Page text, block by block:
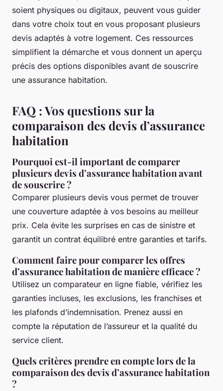
soient physiques ou digitaux, peuvent vous guider
dans votre choix tout en vous proposant plusieurs
devis adaptés à votre logement. Ces ressources
simplifient la démarche et vous donnent un aperçu
précis des options disponibles avant de souscrire
une assurance habitation.
FAQ : Vos questions sur la
comparaison des devis d’assurance
habitation
Pourquoi est-il important de comparer
plusieurs devis d’assurance habitation avant
de souscrire ?
Comparer plusieurs devis vous permet de trouver
une couverture adaptée à vos besoins au meilleur
prix. Cela évite les surprises en cas de sinistre et
garantit un contrat équilibré entre garanties et tarifs.
Comment faire pour comparer les offres
d’assurance habitation de manière efficace ?
Utilisez un comparateur en ligne fiable, vérifiez les
garanties incluses, les exclusions, les franchises et
les plafonds d’indemnisation. Prenez aussi en
compte la réputation de l’assureur et la qualité du
service client.
Quels critères prendre en compte lors de la
comparaison des devis d’assurance habitation
?